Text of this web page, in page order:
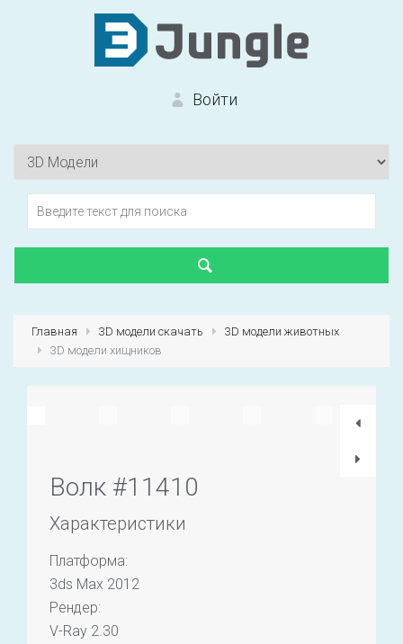
Войти
Главная 3D модели скачать
3D модели животных
3D модели хищников
Волк #11410
Характеристики
Платформа:
3ds Max 2012
Рендер:
V-Ray 2.30